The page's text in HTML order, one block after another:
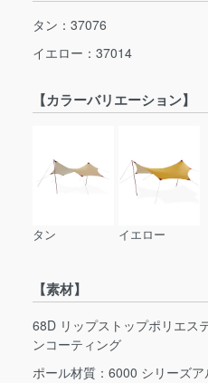
タン：37076
イエロー：37014
【カラーバリエーション】
タン イエロー
【素材】
68D リップストップポリエ
ンコーティング
ポール材質：6000 シリーズア